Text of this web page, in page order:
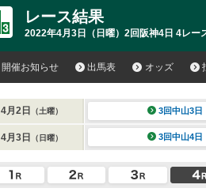
レース結果
2022年4月3日（日曜）2回阪神4日 4レー
開催お知らせ 出馬表 オッズ
4月2日 （土曜） 3回中山3日
4月3日 （日曜） 3回中山4日